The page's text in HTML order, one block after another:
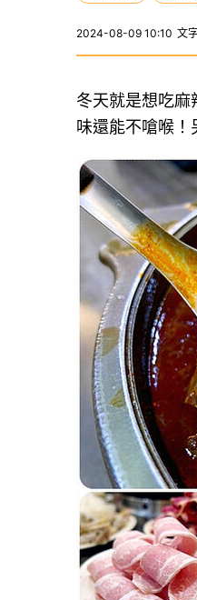
2024-08-09 10:10 文
冬天就是想吃麻
味還能不嗆喉！